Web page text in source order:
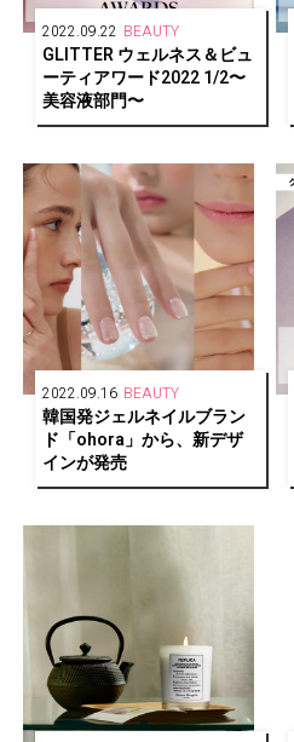
2022.09.22 BEAUTY
GLITTER ウェルネス＆ビュ
ーティアワード2022 1/2〜
美容液部門〜
2022.09.16 BEAUTY
韓国発ジェルネイルブラン
ド「ohora」から、新デザ
インが発売